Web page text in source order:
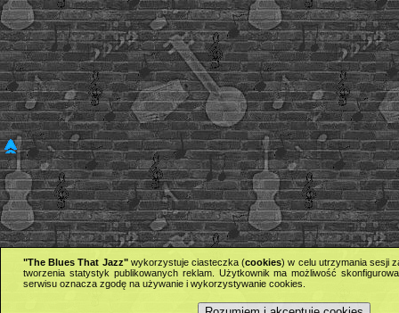
"The Blues That Jazz"wykorzystuje ciasteczka (cookies) w celu utrzymania sesji
tworzenia statystyk publikowanych reklam. Użytkownik ma możliwość
serwisu oznacza zgodę na używanie i wykorzystywanie cookies.